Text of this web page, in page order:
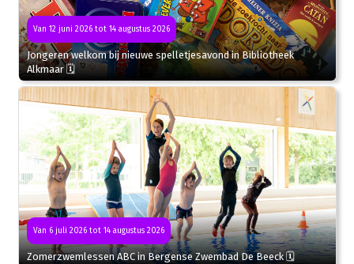
Van 12 juni 2026 tot 14 augustus 2026
Jongeren welkom bij nieuwe spelletjesavond in Bibliotheek
Alkmaar 🗓
Van 6 juli 2026 tot 14 augustus 2026
Zomerzwemlessen ABC in Bergense Zwembad De Beeck 🗓